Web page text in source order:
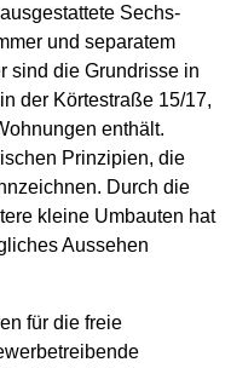
Sechs-
und separatem
sind die Grundrisse in
der Körtestraße 15/17,
enthält.
Prinzipien, die
Durch die
kleine Umbauten hat
Aussehen
für die freie